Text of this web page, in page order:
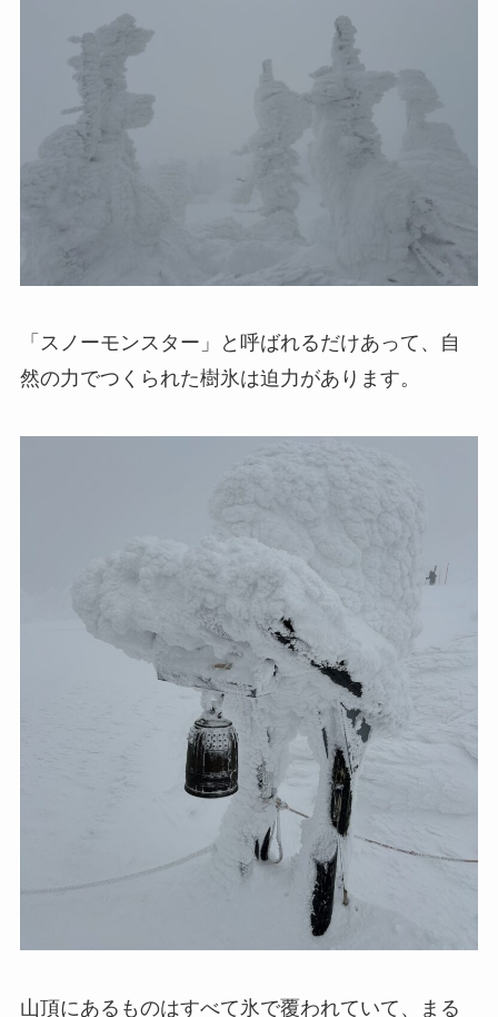
「スノーモンスター」と呼ばれるだけあって、自
然の力でつくられた樹氷は迫力があります。
山頂にあるものはすべて氷で覆われていて、まる